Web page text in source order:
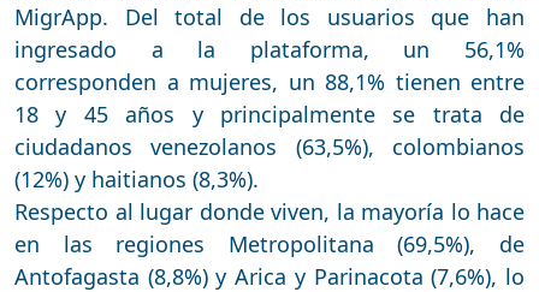
MigrApp. Del total de los usuarios que han
ingresado a la plataforma, un 56,1%
corresponden a mujeres, un 88,1% tienen entre
18 y 45 años y principalmente se trata de
ciudadanos venezolanos (63,5%), colombianos
(12%) y haitianos (8,3%).
Respecto al lugar donde viven, la mayoría lo hace
en las regiones Metropolitana (69,5%), de
Antofagasta (8,8%) y Arica y Parinacota (7,6%), lo